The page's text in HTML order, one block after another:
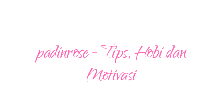
padinrose - Tips, Hobi dan
Motivasi